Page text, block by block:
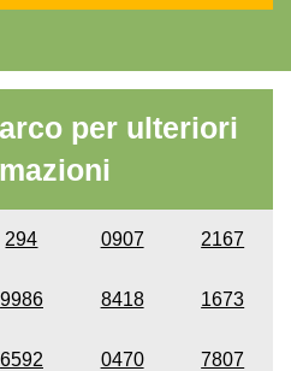
per ulteriori
294 0907 2167
9986 8418 1673
6592 0470 7807